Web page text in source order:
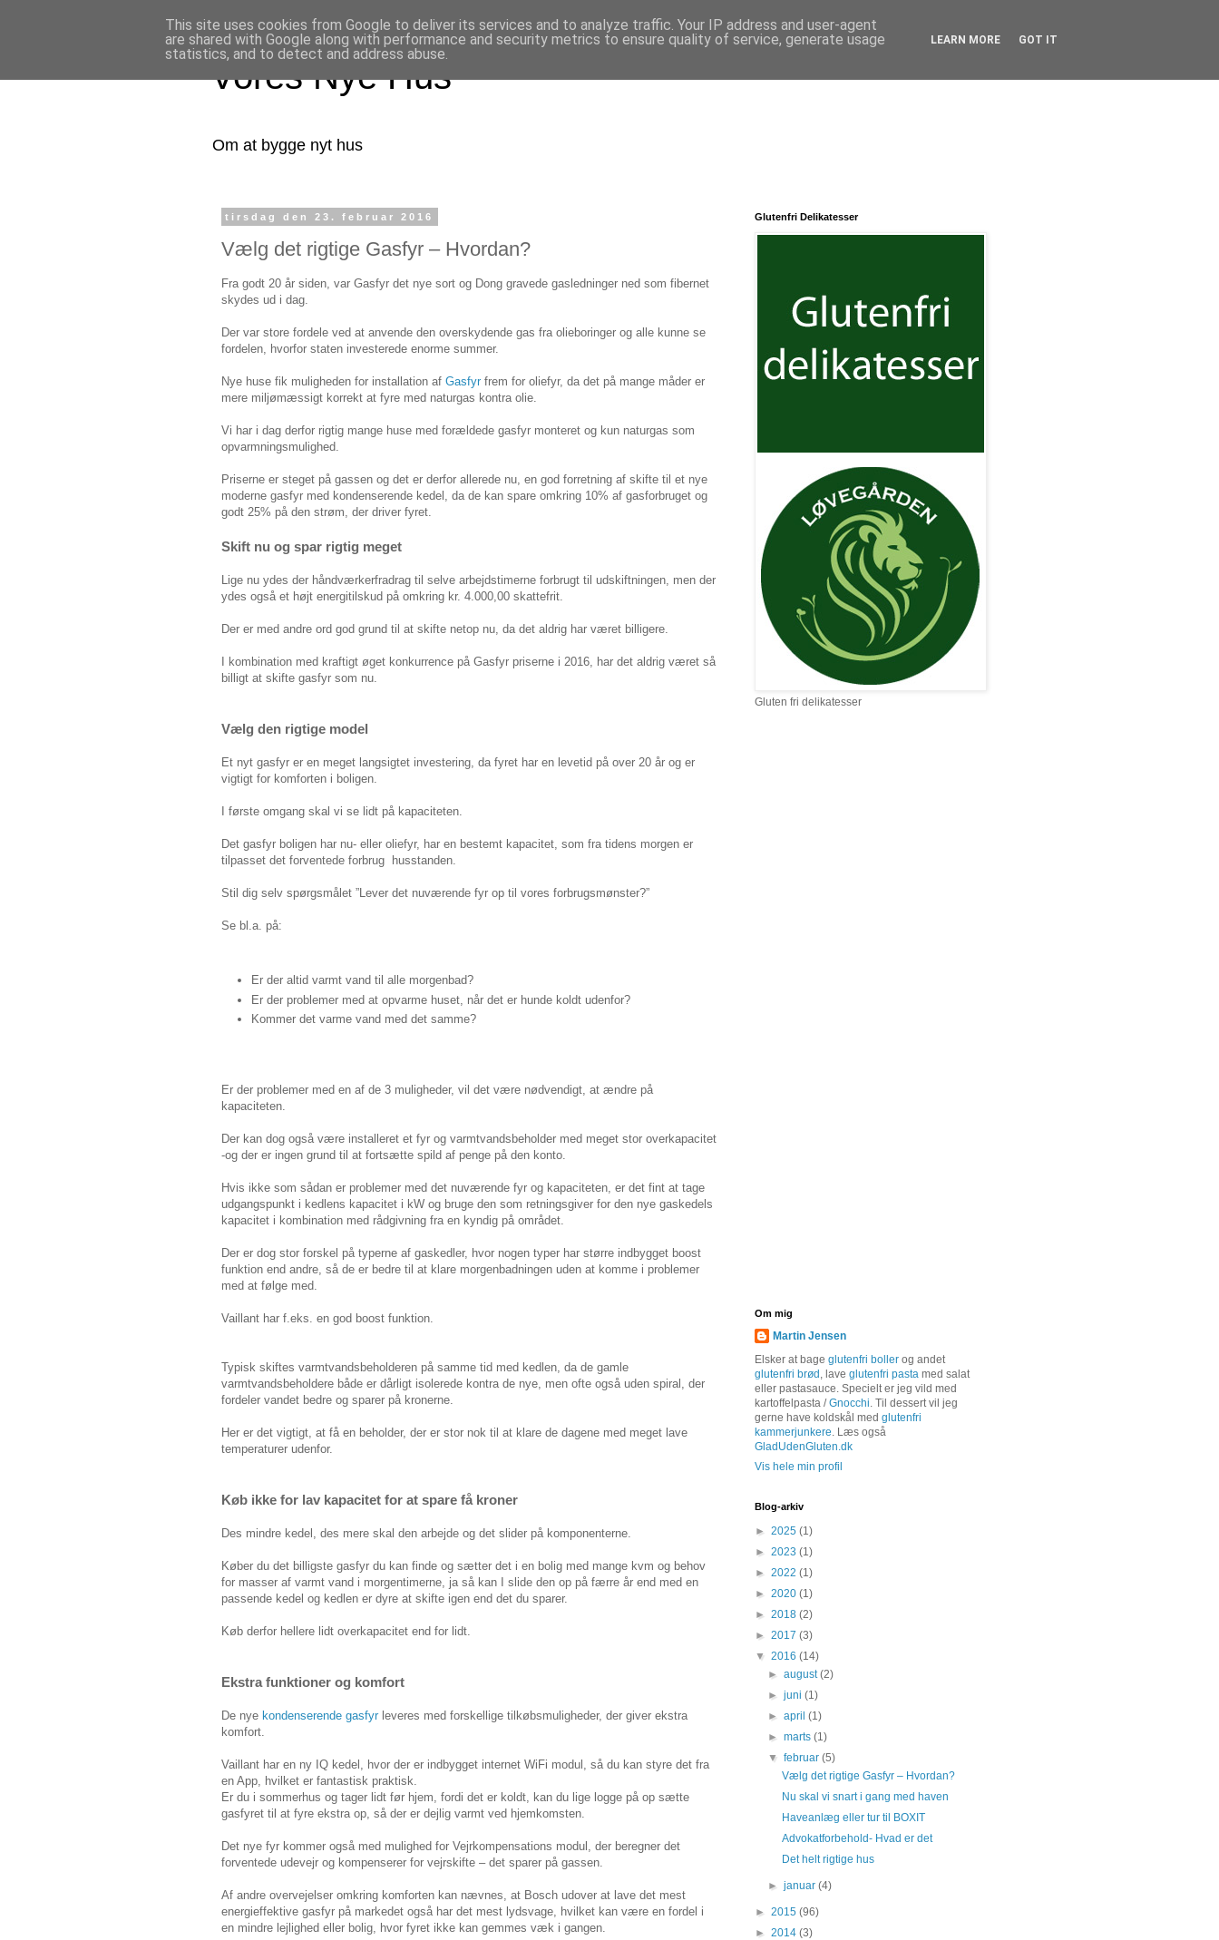
Vores Nye Hus
Om at bygge nyt hus
tirsdag den 23. februar 2016
Vælg det rigtige Gasfyr – Hvordan?
Fra godt 20 år siden, var Gasfyr det nye sort og Dong gravede gasledninger ned som fibernet
skydes ud i dag.
Der var store fordele ved at anvende den overskydende gas fra olieboringer og alle kunne se
fordelen, hvorfor staten investerede enorme summer.
Nye huse fik muligheden for installation af Gasfyr frem for oliefyr, da det på mange måder er
mere miljømæssigt korrekt at fyre med naturgas kontra olie.
Vi har i dag derfor rigtig mange huse med forældede gasfyr monteret og kun naturgas som
opvarmningsmulighed.
Priserne er steget på gassen og det er derfor allerede nu, en god forretning af skifte til et nye
moderne gasfyr med kondenserende kedel, da de kan spare omkring 10% af gasforbruget og
godt 25% på den strøm, der driver fyret.
Skift nu og spar rigtig meget
Lige nu ydes der håndværkerfradrag til selve arbejdstimerne forbrugt til udskiftningen, men der
ydes også et højt energitilskud på omkring kr. 4.000,00 skattefrit.
Der er med andre ord god grund til at skifte netop nu, da det aldrig har været billigere.
I kombination med kraftigt øget konkurrence på Gasfyr priserne i 2016, har det aldrig været så
billigt at skifte gasfyr som nu.
Vælg den rigtige model
Et nyt gasfyr er en meget langsigtet investering, da fyret har en levetid på over 20 år og er
vigtigt for komforten i boligen.
I første omgang skal vi se lidt på kapaciteten.
Det gasfyr boligen har nu- eller oliefyr, har en bestemt kapacitet, som fra tidens morgen er
tilpasset det forventede forbrug husstanden.
Stil dig selv spørgsmålet ”Lever det nuværende fyr op til vores forbrugsmønster?”
Se bl.a. på:
Er der altid varmt vand til alle morgenbad?
Er der problemer med at opvarme huset, når det er hunde koldt udenfor?
Kommer det varme vand med det samme?
Er der problemer med en af de 3 muligheder, vil det være nødvendigt, at ændre på
kapaciteten.
Der kan dog også være installeret et fyr og varmtvandsbeholder med meget stor overkapacitet
-og der er ingen grund til at fortsætte spild af penge på den konto.
Hvis ikke som sådan er problemer med det nuværende fyr og kapaciteten, er det fint at tage
udgangspunkt i kedlens kapacitet i kW og bruge den som retningsgiver for den nye gaskedels
kapacitet i kombination med rådgivning fra en kyndig på området.
Der er dog stor forskel på typerne af gaskedler, hvor nogen typer har større indbygget boost
funktion end andre, så de er bedre til at klare morgenbadningen uden at komme i problemer
med at følge med.
Vaillant har f.eks. en god boost funktion.
Typisk skiftes varmtvandsbeholderen på samme tid med kedlen, da de gamle
varmtvandsbeholdere både er dårligt isolerede kontra de nye, men ofte også uden spiral, der
fordeler vandet bedre og sparer på kronerne.
Her er det vigtigt, at få en beholder, der er stor nok til at klare de dagene med meget lave
temperaturer udenfor.
Køb ikke for lav kapacitet for at spare få kroner
Des mindre kedel, des mere skal den arbejde og det slider på komponenterne.
Køber du det billigste gasfyr du kan finde og sætter det i en bolig med mange kvm og behov
for masser af varmt vand i morgentimerne, ja så kan I slide den op på færre år end med en
passende kedel og kedlen er dyre at skifte igen end det du sparer.
Køb derfor hellere lidt overkapacitet end for lidt.
Ekstra funktioner og komfort
De nye kondenserende gasfyr leveres med forskellige tilkøbsmuligheder, der giver ekstra
komfort.
Vaillant har en ny IQ kedel, hvor der er indbygget internet WiFi modul, så du kan styre det fra
en App, hvilket er fantastisk praktisk.
Er du i sommerhus og tager lidt før hjem, fordi det er koldt, kan du lige logge på op sætte
gasfyret til at fyre ekstra op, så der er dejlig varmt ved hjemkomsten.
Det nye fyr kommer også med mulighed for Vejrkompensations modul, der beregner det
forventede udevejr og kompenserer for vejrskifte – det sparer på gassen.
Af andre overvejelser omkring komforten kan nævnes, at Bosch udover at lave det mest
energieffektive gasfyr på markedet også har det mest lydsvage, hvilket kan være en fordel i
en mindre lejlighed eller bolig, hvor fyret ikke kan gemmes væk i gangen.
Glutenfri Delikatesser
Gluten fri delikatesser
Om mig
Martin Jensen
Elsker at bage glutenfri boller og andet
glutenfri brød , lave glutenfri pasta med salat
eller pastasauce. Specielt er jeg vild med
kartoffelpasta /Gnocchi. Til dessert vil jeg
gerne have koldskål med glutenfri
kammerjunkere. Læs også
GladUdenGluten.dk
Vis hele min profil
Blog-arkiv
► 2025 (1)
► 2023 (1)
► 2022 (1)
► 2020 (1)
► 2018 (2)
► 2017 (3)
▼ 2016 (14)
►august(2)
►juni(1)
►april(1)
►marts(1)
▼februar(5)
Vælg det rigtige Gasfyr – Hvordan?
Nu skal vi snart i gang med haven
Haveanlæg eller tur til BOXIT
Advokatforbehold- Hvad er det
Det helt rigtige hus
►januar(4)
► 2015 (96)
► 2014 (3)
This site uses cookies from Google to deliver its services and to analyze traffic. Your IP address and user-agent
are shared with Google along with performance and security metrics to ensure quality of service, generate usage
statistics, and to detect and address abuse.
LEARN MORE GOT IT